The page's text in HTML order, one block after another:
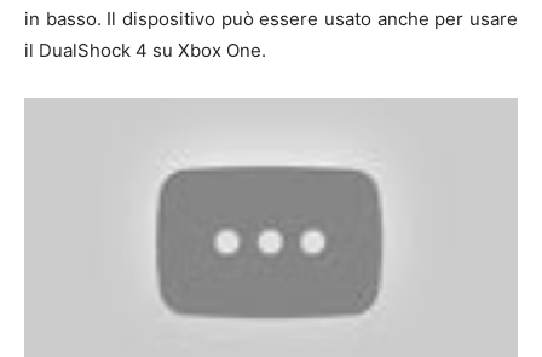
in basso. Il dispositivo può essere usato anche per usare
il DualShock 4 su Xbox One.